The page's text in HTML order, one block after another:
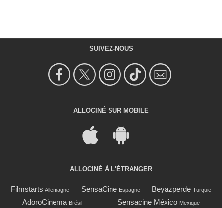
SUIVEZ-NOUS
ALLOCINÉ SUR MOBILE
ALLOCINÉ À L'ÉTRANGER
Filmstarts Allemagne SensaCine Espagne Beyazperde Turquie
AdoroCinema Brésil Sensacine México Mexique